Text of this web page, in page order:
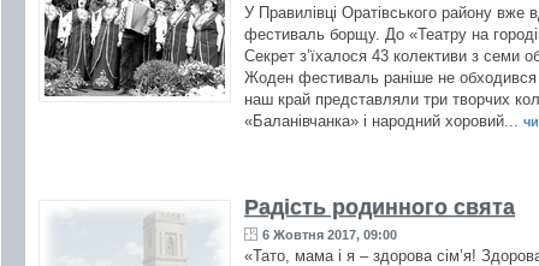
У Правилівці Оратівського району вже
фестиваль борщу. До «Театру на
Секрет з’їхалося 43 колективи з семи
Жоден фестиваль раніше не обходився
наш край представляли три творчих
«Баланівчанка» і народний хоровий...
Радість родинного свята
6 Жовтня 2017, 09:00
«Тато, мама і я – здорова сім’я!